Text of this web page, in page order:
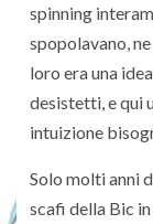
spinning
spopolavano,
loro era una
desistetti, e qui
intuizione
Solo molti anni
scafi della Bic